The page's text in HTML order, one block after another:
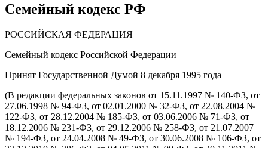
Семейный кодекс РФ
РОССИЙСКАЯ ФЕДЕРАЦИЯ
Семейный кодекс Российской Федерации
Принят Государственной Думой 8 декабря 1995 года
(В редакции федеральных законов от 15.11.1997 № 140-ФЗ, от
27.06.1998 № 94-ФЗ, от 02.01.2000 № 32-ФЗ, от 22.08.2004 №
122-ФЗ, от 28.12.2004 № 185-ФЗ, от 03.06.2006 № 71-ФЗ, от
18.12.2006 № 231-ФЗ, от 29.12.2006 № 258-ФЗ, от 21.07.2007
№ 194-ФЗ, от 24.04.2008 № 49-ФЗ, от 30.06.2008 № 106-ФЗ, от